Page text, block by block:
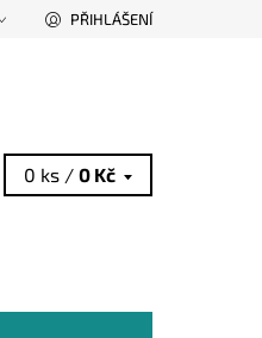
PŘIHLÁŠENÍ
0 ks /0 Kč